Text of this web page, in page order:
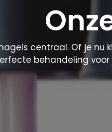
centraal. Of je nu
behandeling